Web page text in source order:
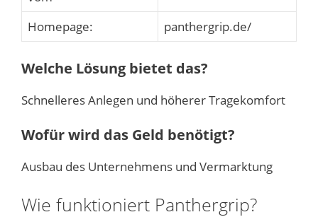
Homepage: panthergrip.de/
Welche Lösung bietet das?
Schnelleres Anlegen und höherer Tragekomfort
Wofür wird das Geld benötigt?
Ausbau des Unternehmens und Vermarktung
Wie funktioniert Panthergrip?